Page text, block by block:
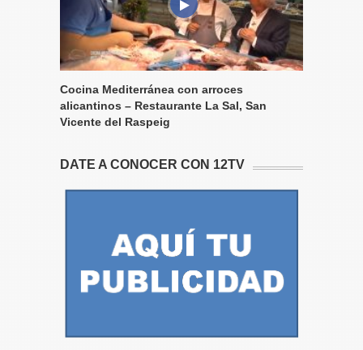
Cocina Mediterránea con arroces
alicantinos – Restaurante La Sal, San
Vicente del Raspeig
DATE A CONOCER CON 12TV